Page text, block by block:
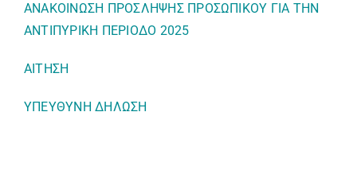
ΑΝΑΚΟΙΝΩΣΗ ΠΡΟΣΛΗΨΗΣ ΠΡΟΣΩΠΙΚΟΥ ΓΙΑ ΤΗΝ
ΑΝΤΙΠΥΡΙΚΗ ΠΕΡΙΟΔΟ 2025
ΑΙΤΗΣΗ
ΥΠΕΥΘΥΝΗ ΔΗΛΩΣΗ